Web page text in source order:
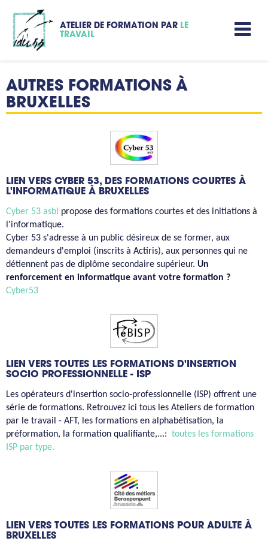
ATELIER DE FORMATION PAR LE
TRAVAIL
AUTRES FORMATIONS À
BRUXELLES
LIEN VERS CYBER 53, DES FORMATIONS COURTES À
L'INFORMATIQUE À BRUXELLES
Cyber 53 asbl propose des formations courtes et des initiations à
l'informatique.
Cyber 53 s'adresse à un public désireux de se former, aux
demandeurs d'emploi (inscrits à Actiris), aux personnes qui ne
détiennent pas de diplôme secondaire supérieur. Un
renforcement en informatique avant votre formation ?
Cyber53
LIEN VERS TOUTES LES FORMATIONS D'INSERTION
SOCIO PROFESSIONNELLE - ISP
Les opérateurs d'insertion socio-professionnelle (ISP) offrent une
série de formations. Retrouvez ici tous les Ateliers de formation
par le travail - AFT, les formations en alphabétisation, la
préformation, la formation qualifiante,...: toutes les formations
ISP par type.
LIEN VERS TOUTES LES FORMATIONS POUR ADULTE À
BRUXELLES